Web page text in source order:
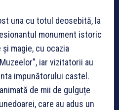
una cu totul deosebită, la
monument istoric
magie, cu ocazia
iar vizitatorii au
impunătorului castel.
de mii de gulguțe
care au adus un